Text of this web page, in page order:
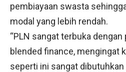
pembiayaan swasta
modal yang lebih rendah.
“PLN sangat terbuka
blended finance, mengingat
seperti ini sangat